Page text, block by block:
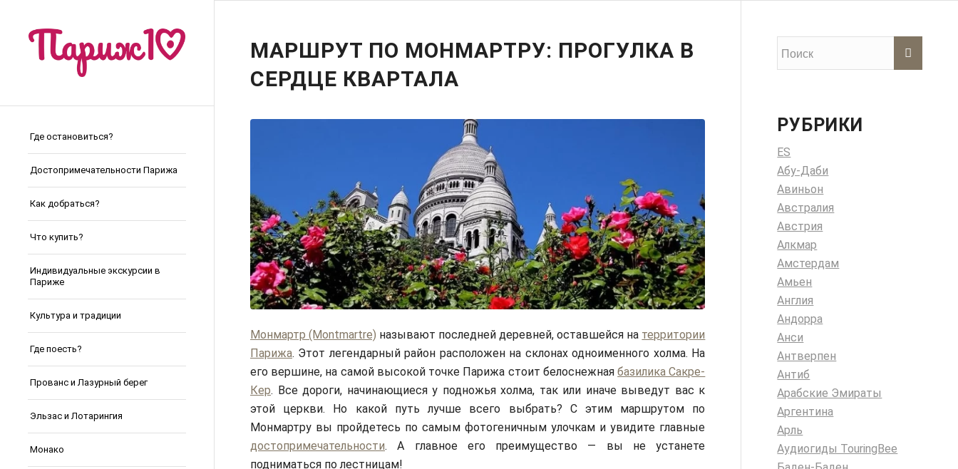
Где остановиться?
Достопримечательности Парижа
Как добраться?
Что купить?
Индивидуальные экскурсии в
Париже
Культура и традиции
Где поесть?
Прованс и Лазурный берег
Эльзас и Лотарингия
Монако
МАРШРУТ ПО МОНМАРТРУ: ПРОГУЛКА В
СЕРДЦЕ КВАРТАЛА
Монмартр (Montmartre) называют последней деревней, оставшейся на территории
Парижа. Этот легендарный район расположен на склонах одноименного холма. На
его вершине, на самой высокой точке Парижа стоит белоснежнаябазилика Сакре-
Кер. Все дороги, начинающиеся у подножья холма, так или иначе выведут вас к
этой церкви. Но какой путь лучше всего выбрать? С этим маршрутом по
Монмартру вы пройдетесь по самым фотогеничным улочкам и увидите главные
достопримечательности. А главное его преимущество — вы не устанете
подниматься по лестницам!
РУБРИКИ
ES
Абу-Даби
Авиньон
Австралия
Австрия
Алкмар
Амстердам
Амьен
Англия
Андорра
Анси
Антверпен
Антиб
Арабские Эмираты
Аргентина
Арль
Аудиогиды TouringBee